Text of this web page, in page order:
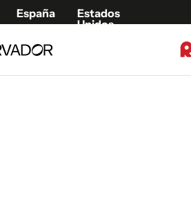
España
Estados
Unidos